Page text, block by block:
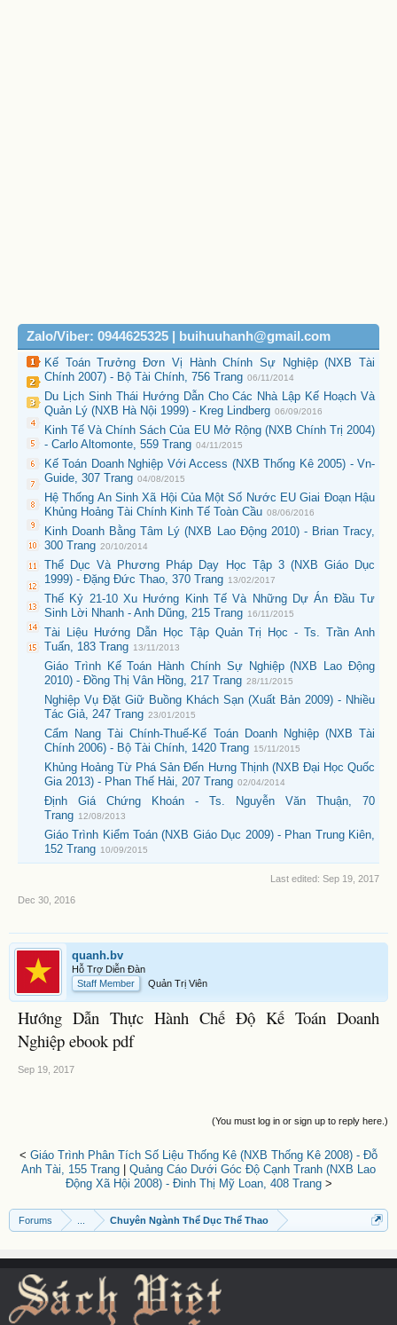
Zalo/Viber: 0944625325 | buihuuhanh@gmail.com
Kế Toán Trưởng Đơn Vị Hành Chính Sự Nghiệp (NXB Tài
Chính 2007) - Bộ Tài Chính, 756 Trang 06/11/2014
Du Lịch Sinh Thái Hướng Dẫn Cho Các Nhà Lập Kế Hoạch Và
Quản Lý (NXB Hà Nội 1999) - Kreg Lindberg 06/09/2016
Kinh Tế Và Chính Sách Của EU Mở Rộng (NXB Chính Trị 2004)
- Carlo Altomonte, 559 Trang 04/11/2015
Kế Toán Doanh Nghiệp Với Access (NXB Thống Kê 2005) - Vn-
Guide, 307 Trang 04/08/2015
Hệ Thống An Sinh Xã Hội Của Một Số Nước EU Giai Đoạn Hậu
Khủng Hoảng Tài Chính Kinh Tế Toàn Cầu 08/06/2016
Kinh Doanh Bằng Tâm Lý (NXB Lao Động 2010) - Brian Tracy,
300 Trang 20/10/2014
Thể Dục Và Phương Pháp Dạy Học Tập 3 (NXB Giáo Dục
1999) - Đặng Đức Thao, 370 Trang 13/02/2017
Thế Kỷ 21-10 Xu Hướng Kinh Tế Và Những Dự Án Đầu Tư
Sinh Lời Nhanh - Anh Dũng, 215 Trang 16/11/2015
Tài Liệu Hướng Dẫn Học Tập Quản Trị Học - Ts. Trần Anh
Tuấn, 183 Trang 13/11/2013
Giáo Trình Kế Toán Hành Chính Sự Nghiệp (NXB Lao Động
2010) - Đồng Thị Vân Hồng, 217 Trang 28/11/2015
Nghiệp Vụ Đặt Giữ Buồng Khách Sạn (Xuất Bản 2009) - Nhiều
Tác Giả, 247 Trang 23/01/2015
Cẩm Nang Tài Chính-Thuế-Kế Toán Doanh Nghiệp (NXB Tài
Chính 2006) - Bộ Tài Chính, 1420 Trang 15/11/2015
Khủng Hoảng Từ Phá Sản Đến Hưng Thịnh (NXB Đại Học Quốc
Gia 2013) - Phan Thế Hải, 207 Trang 02/04/2014
Định Giá Chứng Khoán - Ts. Nguyễn Văn Thuận, 70
Trang 12/08/2013
Giáo Trình Kiểm Toán (NXB Giáo Dục 2009) - Phan Trung Kiên,
152 Trang 10/09/2015
Last edited: Sep 19, 2017
Dec 30, 2016
quanh.bv
Hỗ Trợ Diễn Đàn
Staff Member
Quản Trị Viên
Hướng Dẫn Thực Hành Chế Độ Kế Toán Doanh
Nghiệp ebook pdf
Sep 19, 2017
(You must log in or sign up to reply here.)
< Giáo Trình Phân Tích Số Liệu Thống Kê (NXB Thống Kê 2008) - Đỗ
Anh Tài, 155 Trang
Quảng Cáo Dưới Góc Độ Cạnh Tranh (NXB Lao
Động Xã Hội 2008) - Đinh Thị Mỹ Loan, 408 Trang>
Forums ... Chuyên Ngành Thể Dục Thể Thao